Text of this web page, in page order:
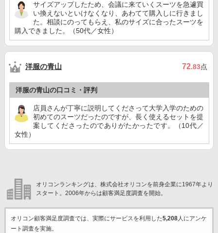
サイズアップしたため、会議に来ていくスーツを急遽買
い換えないといけなくなり、あわてて購入しに行きまし
た。相談にのってもらえ、私のサイズに合ったスーツを
購入できました。（50代／女性）
洋服の青山 72.83点
洋服の青山の口コミ・評判
店員さんが丁寧に説明してくださって大学入学のための
初めてのスーツだったのですが、長く使えるセットを提
案してくださったのでありがたかったです。（10代／
女性）
オリコンランキングは、株式会社オリコンを前身企業に1967年より
スタート。2006年からは顧客満足度調査を開始。
オリコン顧客満足度調査では、実際にサービスを利用した5,208人にアンケ
ート調査を実施。